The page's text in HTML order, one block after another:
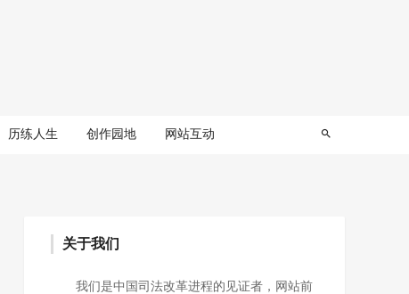
历练人生 创作园地 网站互动
关于我们
我们是中国司法改革进程的见证者，网站前